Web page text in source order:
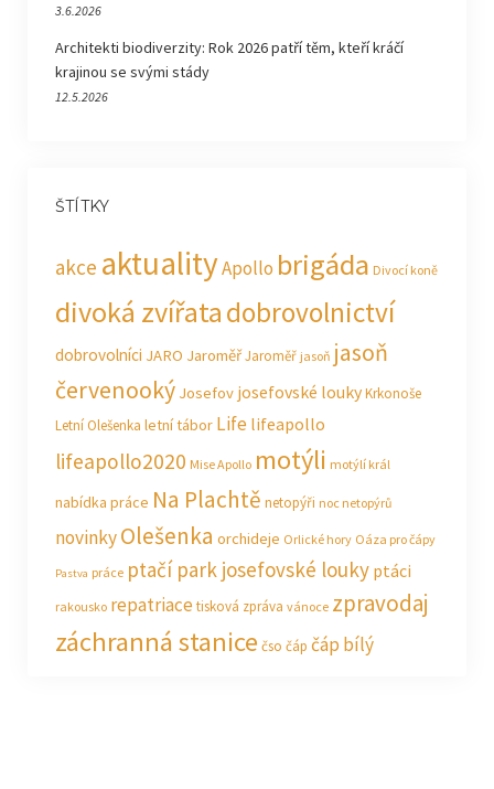
3.6.2026
Architekti biodiverzity: Rok 2026 patří těm, kteří kráčí
krajinou se svými stády
12.5.2026
ŠTÍTKY
akce aktualityApollo brigáda Divocí koně
divoká zvířatadobrovolnictví
dobrovolníci JARO JaroměřJaroměř jasoň jasoň
červenooký Josefov josefovské loukyKrkonoše
Letní Olešenka letní tábor Life lifeapollo
lifeapollo2020 Mise Apollo motýli motýlí král
nabídka práce Na Plachtě netopýři noc netopýrů
novinkyOlešenka orchideje Orlické hory Oáza pro čápy
Pastva práce ptačí park josefovské louky ptáci
rakousko repatriacetisková zpráva vánoce zpravodaj
záchranná stanice čso čáp čáp bílý